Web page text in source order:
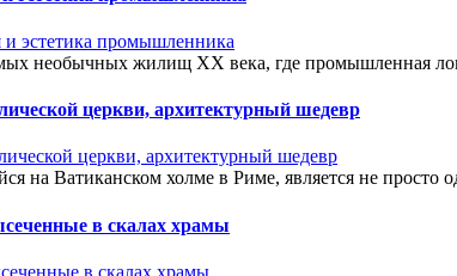
необычных жилищ XX века, где промышленная
церкви, архитектурный шедевр
на Ватиканском холме в Риме, является не просто
в скалах храмы